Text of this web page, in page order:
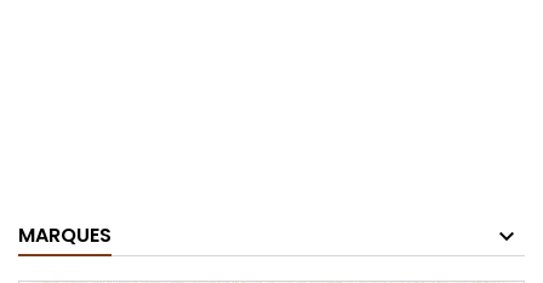
MARQUES